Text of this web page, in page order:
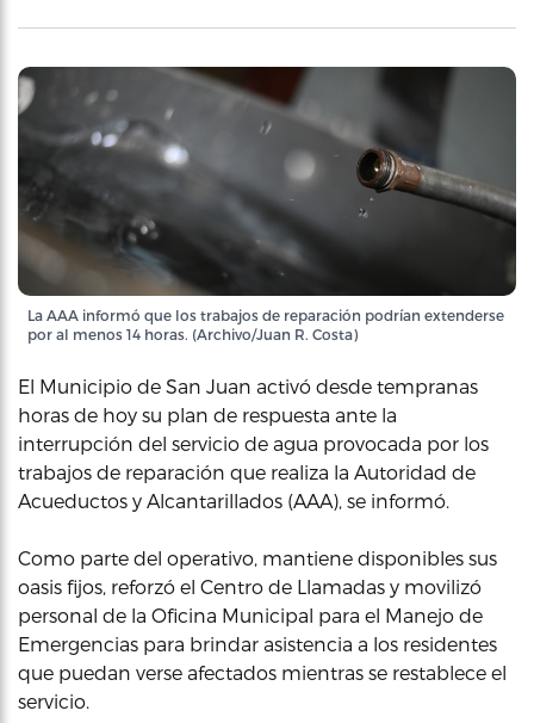
La AAA informó que los trabajos de reparación podrían extenderse
por al menos 14 horas. (Archivo/Juan R. Costa)
El Municipio de San Juan activó desde tempranas
horas de hoy su plan de respuesta ante la
interrupción del servicio de agua provocada por los
trabajos de reparación que realiza la Autoridad de
Acueductos y Alcantarillados (AAA), se informó.
Como parte del operativo, mantiene disponibles sus
oasis fijos, reforzó el Centro de Llamadas y movilizó
personal de la Oficina Municipal para el Manejo de
Emergencias para brindar asistencia a los residentes
que puedan verse afectados mientras se restablece el
servicio.